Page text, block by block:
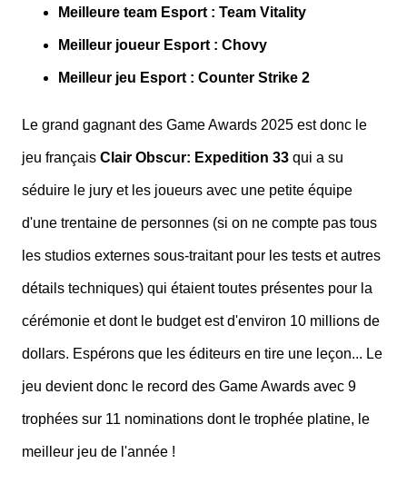
Meilleure team Esport : Team Vitality
Meilleur joueur Esport : Chovy
Meilleur jeu Esport : Counter Strike 2
Le grand gagnant des Game Awards 2025 est donc le
jeu français Clair Obscur: Expedition 33 qui a su
séduire le jury et les joueurs avec une petite équipe
d'une trentaine de personnes (si on ne compte pas tous
les studios externes sous-traitant pour les tests et autres
détails techniques) qui étaient toutes présentes pour la
cérémonie et dont le budget est d'environ 10 millions de
dollars. Espérons que les éditeurs en tire une leçon... Le
jeu devient donc le record des Game Awards avec 9
trophées sur 11 nominations dont le trophée platine, le
meilleur jeu de l'année !